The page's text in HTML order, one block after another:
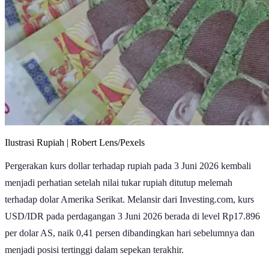
Ilustrasi Rupiah | Robert Lens/Pexels
Pergerakan kurs dollar terhadap rupiah pada 3 Juni 2026 kembali
menjadi perhatian setelah nilai tukar rupiah ditutup melemah
terhadap dolar Amerika Serikat. Melansir dari Investing.com, kurs
USD/IDR pada perdagangan 3 Juni 2026 berada di level Rp17.896
per dolar AS, naik 0,41 persen dibandingkan hari sebelumnya dan
menjadi posisi tertinggi dalam sepekan terakhir.